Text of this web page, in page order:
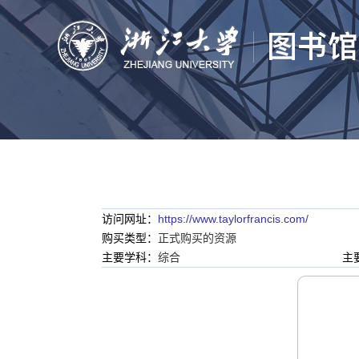
访问网址： https://www.taylorfrancis.com/
购买类型： 正式购买的资源
主要学科： 综合 主